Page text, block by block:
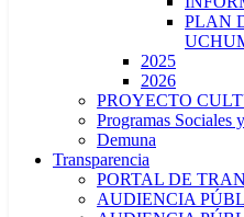
PLAN
2025
2026
PROYECTO
Programas Sociales
Demuna
Transparencia
PORTAL DE
AUDIENCIA